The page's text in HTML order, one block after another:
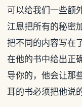
可以给我们一些额
江恩把所有的秘密
把不同的内容写在
在他的书中给出正
导你的，他会让那
耳的书必须把他说